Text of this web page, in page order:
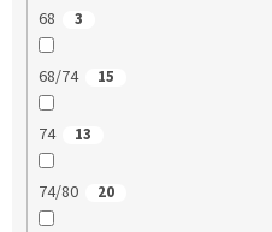
68 3
68/74 15
74 13
74/80 20